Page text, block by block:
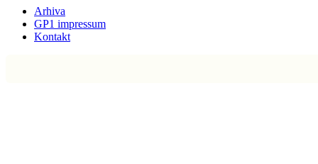
Arhiva
GP1 impressum
Kontakt